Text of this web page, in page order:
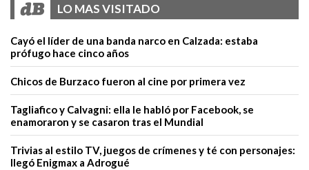
LO MAS VISITADO
Cayó el líder de una banda narco en Calzada: estaba
prófugo hace cinco años
Chicos de Burzaco fueron al cine por primera vez
Tagliafico y Calvagni: ella le habló por Facebook, se
enamoraron y se casaron tras el Mundial
Trivias al estilo TV, juegos de crímenes y té con personajes:
llegó Enigmax a Adrogué